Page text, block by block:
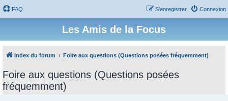
FAQ Connexion
S’enregistrer
Les Amis de la Focus
Index du forum Foire aux questions (Questions posées fréquemment)
Foire aux questions (Questions posées
fréquemment)